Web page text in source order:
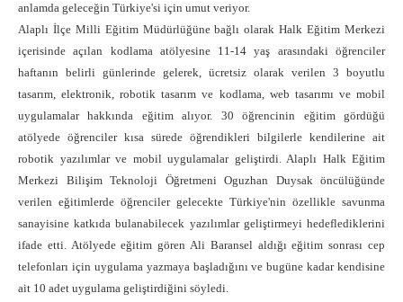
anlamda geleceğin Türkiye'si için umut veriyor.
Alaplı İlçe Milli Eğitim Müdürlüğüne bağlı olarak Halk Eğitim Merkezi
içerisinde açılan kodlama atölyesine 11-14 yaş arasındaki öğrenciler
haftanın belirli günlerinde gelerek, ücretsiz olarak verilen 3 boyutlu
tasarım, elektronik, robotik tasarım ve kodlama, web tasarımı ve mobil
uygulamalar hakkında eğitim alıyor. 30 öğrencinin eğitim gördüğü
atölyede öğrenciler kısa sürede öğrendikleri bilgilerle kendilerine ait
robotik yazılımlar ve mobil uygulamalar geliştirdi. Alaplı Halk Eğitim
Merkezi Bilişim Teknoloji Öğretmeni Oguzhan Duysak öncülüğünde
verilen eğitimlerde öğrenciler gelecekte Türkiye'nin özellikle savunma
sanayisine katkıda bulanabilecek yazılımlar geliştirmeyi hedeflediklerini
ifade etti. Atölyede eğitim gören Ali Baransel aldığı eğitim sonrası cep
telefonları için uygulama yazmaya başladığını ve bugüne kadar kendisine
ait 10 adet uygulama geliştirdiğini söyledi.